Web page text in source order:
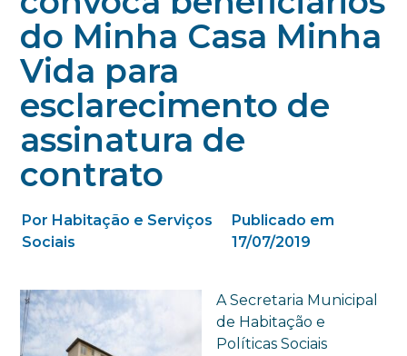
do Minha Casa Minha
Vida para
esclarecimento de
assinatura de
contrato
Por Habitação e Serviços
Sociais
Publicado em
17/07/2019
A Secretaria Municipal
de Habitação e
Políticas Sociais